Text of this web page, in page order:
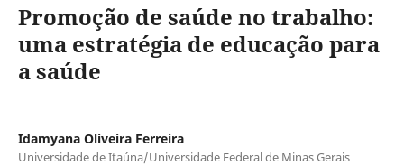
Promoção de saúde no trabalho:
uma estratégia de educação para
a saúde
Idamyana Oliveira Ferreira
Universidade de Itaúna/Universidade Federal de Minas Gerais